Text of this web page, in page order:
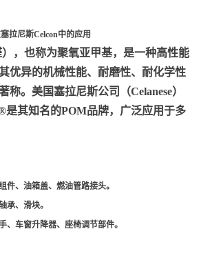
拉尼斯Celcon中的应用
，也称为聚氧亚甲基，是一种高性能
优异的机械性能、耐磨性、耐化学性
称。美国塞拉尼斯公司（Celanese）
是其知名的POM品牌，广泛应用于多
件、油箱盖、燃油管路接头。
承、滑块。
、车窗升降器、座椅调节部件。